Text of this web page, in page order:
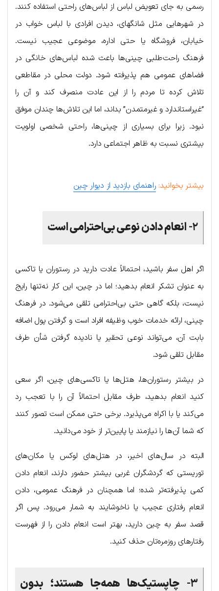
رسمی به جای تعویض لباس از لباس‌های راحتی استفاده کنند.
در شهرهایی مثل شانگهای، دیدن افرادی با لباس خواب در
خیابان، فروشگاه یا حتی اداره، موضوعی عجیب نیست.
فرهنگ راحت‌طلبی چینی‌ها باعث شده لباس‌های خانگی در
فضاهای عمومی هم پذیرفته شود. دولت محلی در مقاطعی
تلاش کرده تا مردم را از این عادت منصرف کند و آن را
“غیراستاندارد و غیرمتمدن” بداند، اما این تلاش‌ها چندان موفق
نبود. زیرا برای بسیاری از چینی‌ها، راحتی شخصی اولویت
بیشتری نسبت به ظاهر اجتماعی دارد.
بیشتر بخوانید: راهنمای بازدید از دیوار چین
۲- انعام دادن نوعی بی‌احترامی است
اگر اهل سفر باشید، احتمالاً عادت دارید در رستوران یا تاکسی
به عنوان تشکر انعام بدهید؛ اما در چین، این کار نه‌تنها رایج
نیست، بلکه گاهی حتی بی‌احترامی تلقی می‌شود. در فرهنگ
چینی، ارائه خدمات خوب وظیفه‌ افراد است و گرفتن پول اضافه
بابت آن، می‌تواند نوعی تحقیر یا نادیده گرفتن شأن طرف
مقابل تلقی شود.
در بیشتر رستوران‌ها، هتل‌ها یا تاکسی‌های چین، اگر سعی
کنید انعام بدهید، طرف مقابل احتمالاً آن را با تعجب رد
می‌کند یا با اکراه می‌پذیرد. برخی حتی ممکن است تصور کنند
که شما آن‌ها را نیازمند یا پایین‌تر از خود می‌دانید.
البته در سال‌های اخیر، در هتل‌های لوکس یا مکان‌های
توریستی که گردشگران غربی بیشتر حضور دارند، انعام دادن
کمی پذیرفته‌تر شده؛ اما همچنان در فرهنگ عمومی، دادن
انعام رفتاری عجیب یا ناخوشایند به شمار می‌رود. پس اگر
قصد سفر به چین دارید، بهتر است انعام دادن را از فهرست
رفتارهای روزمره‌تان حذف کنید.
۳- چاپستیک‌ها همه‌جا هستند؛ بدون